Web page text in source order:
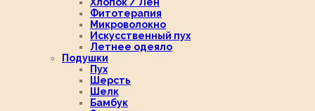
Фитотерапия
Микроволокно
Искусственный пух
Летнее одеяло
Подушки
Пух
Шерсть
Шелк
Бамбук